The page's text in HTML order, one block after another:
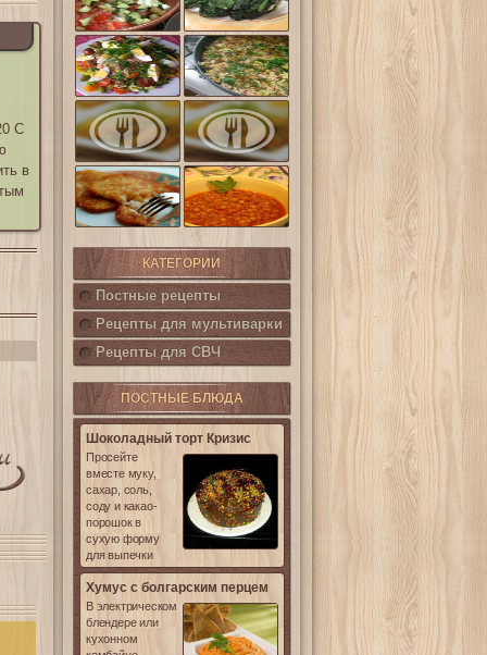
С
в
(Салат
Кампестре)
шпинат
Французский
салат Нисуаз
Ленивые
кабачки
Овощная
запеканка из
кабачков и
баклажанов
Салат из печени
трески с
каперсами
Картофельные
котлетки с
кукурузой
Горошница
КАТЕГОРИИ
Постные рецепты
Рецепты для мультиварки
Рецепты для СВЧ
ПОСТНЫЕ БЛЮДА
Шоколадный торт Кризис
Просейте
вместе муку,
сахар, соль,
соду и какао-
порошок в
сухую форму
для выпечки
Хумус с болгарским перцем
В электрическом
блендере или
кухонном